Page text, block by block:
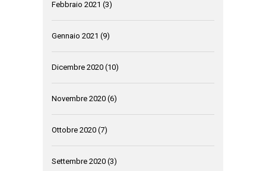
Febbraio 2021 (3)
Gennaio 2021 (9)
Dicembre 2020 (10)
Novembre 2020 (6)
Ottobre 2020 (7)
Settembre 2020 (3)